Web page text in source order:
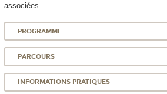
associées
PROGRAMME
PARCOURS
INFORMATIONS PRATIQUES